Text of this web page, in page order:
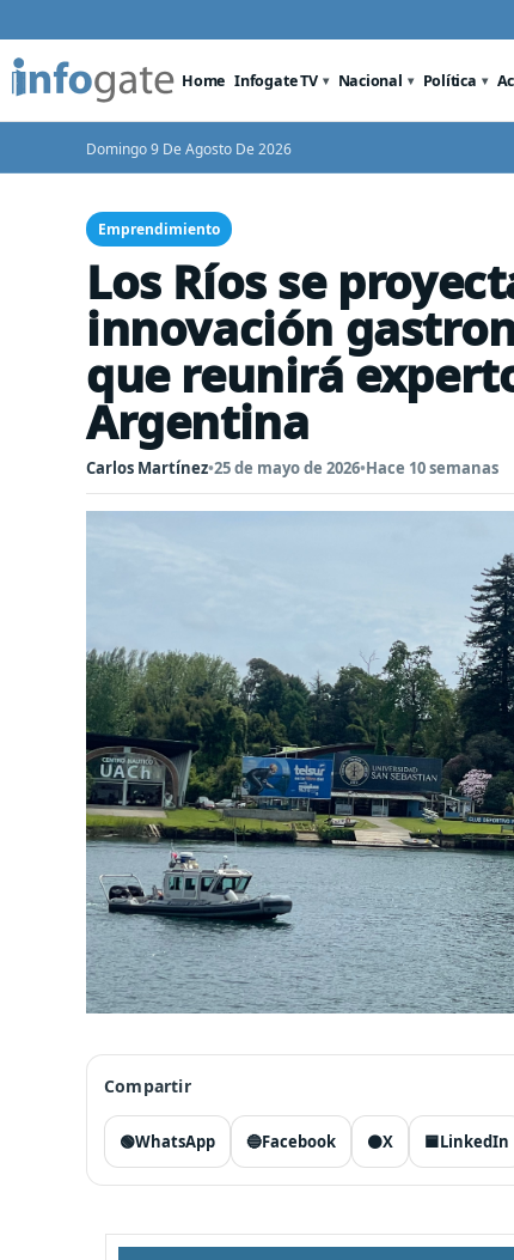
Home Infogate TV Nacional Política
Domingo 9 De Agosto De 2026
Emprendimiento
Los Ríos se
innovación
que reunirá
Argentina
Carlos Martínez•25 de mayo de 2026•Hace 10 semanas
Compartir
🟢WhatsApp 🔵Facebook ⚫X 🟦LinkedIn